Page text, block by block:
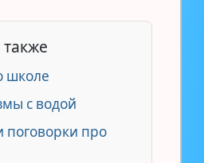
школе
с водой
поговорки про